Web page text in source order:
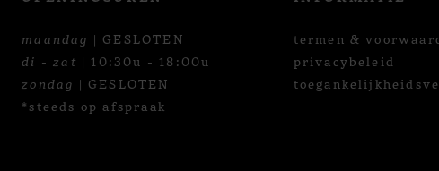
maandag | GESLOTEN
di - zat | 10:30u - 18:00u
zondag | GESLOTEN
*steeds op afspraak
termen &
privacybeleid